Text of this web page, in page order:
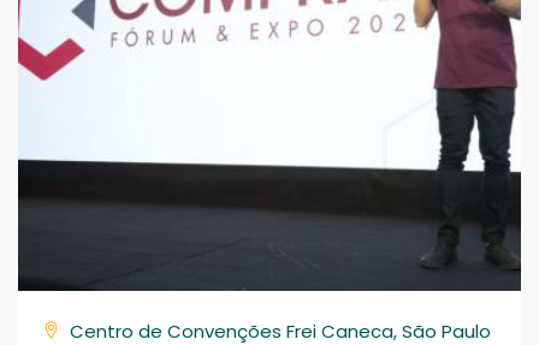
Centro de Convenções Frei Caneca, São Paulo